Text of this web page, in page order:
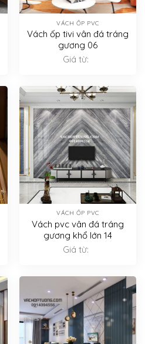
VÁCH ỐP PVC
Vách ốp tivi vân đá tráng
gương 06
Giá từ:
VÁCH ỐP PVC
Vách pvc vân đá tráng
gương khổ lớn 14
Giá từ: